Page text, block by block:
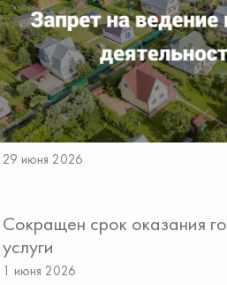
29 июня 2026
Сокращен срок оказания
услуги
1 июня 2026